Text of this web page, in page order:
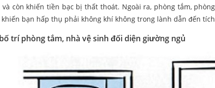
và còn khiến tiền bạc bị thất thoát. Ngoài ra, phòng tắm,
bạn hấp thụ phải không khí không trong lành dẫn đến
trí phòng tắm, nhà vệ sinh đối diện giường ngủ